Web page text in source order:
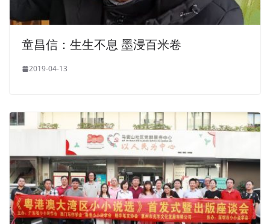
童昌信：生生不息 墨浸百米卷
2019-04-13